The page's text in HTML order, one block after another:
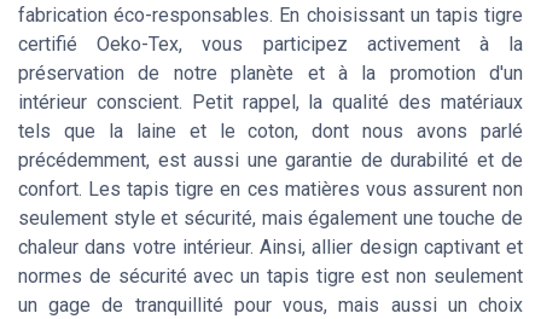
fabrication éco-responsables. En choisissant un tapis tigre
certifié Oeko-Tex, vous participez activement à la
préservation de notre planète et à la promotion d'un
intérieur conscient. Petit rappel, la qualité des matériaux
tels que la laine et le coton, dont nous avons parlé
précédemment, est aussi une garantie de durabilité et de
confort. Les tapis tigre en ces matières vous assurent non
seulement style et sécurité, mais également une touche de
chaleur dans votre intérieur. Ainsi, allier design captivant et
normes de sécurité avec un tapis tigre est non seulement
un gage de tranquillité pour vous, mais aussi un choix